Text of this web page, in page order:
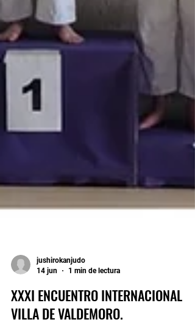
14 jun
1 min de lectura
XXXI ENCUENTRO INTERNACIONAL